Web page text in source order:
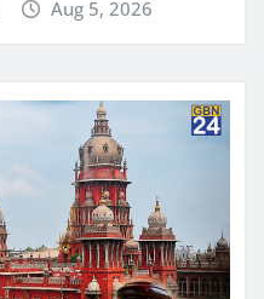
Aug 5, 2026